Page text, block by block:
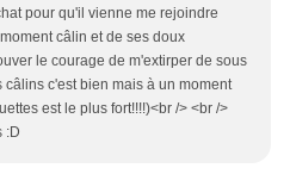
pour qu'il vienne me rejoindre
câlin et de ses doux
le courage de m'extirper de sous
câlins c'est bien mais à un moment
est le plus fort!!!!)<br /> <br />
:D